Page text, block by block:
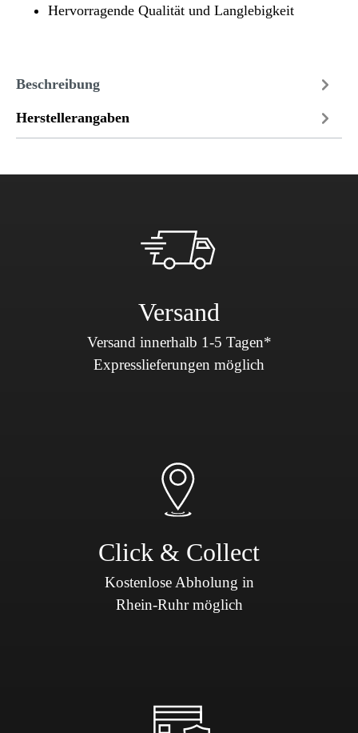
Hervorragende Qualität und Langlebigkeit
Beschreibung
Herstellerangaben
Versand
Versand innerhalb 1-5 Tagen*
Expresslieferungen möglich
Click & Collect
Kostenlose Abholung in
Rhein-Ruhr möglich